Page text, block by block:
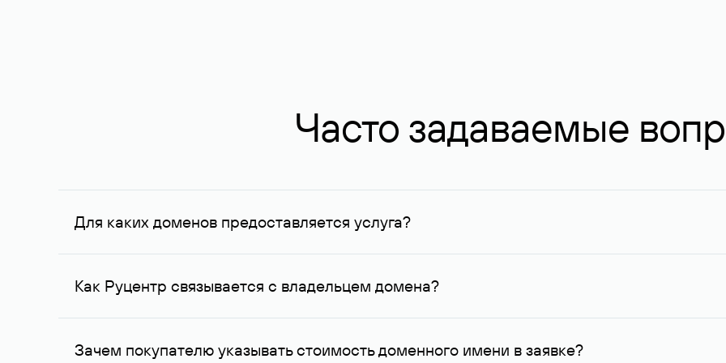
Часто задаваемые
Для каких доменов предоставляется услуга?
Услуга доступна для доменов, зарегистрированных в Руцентре и у других регистраторов. Для доменов,
Как Руцентр связывается с владельцем домена?
Для связи с владельцем домена используются его контактные данные, доступные Руцентру.
Зачем покупателю указывать стоимость доменного имени в заявке?